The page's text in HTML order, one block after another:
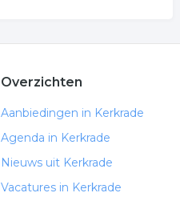
Overzichten
Aanbiedingen in Kerkrade
Agenda in Kerkrade
Nieuws uit Kerkrade
Vacatures in Kerkrade